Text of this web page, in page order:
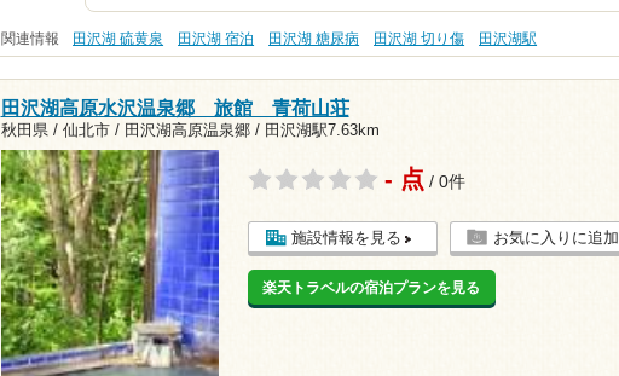
関連情報 田沢湖 硫黄泉 田沢湖 宿泊 田沢湖 糖尿病 田沢湖 切り傷 田沢湖駅
田沢湖高原水沢温泉郷 旅館 青荷山荘
秋田県 / 仙北市 / 田沢湖高原温泉郷 / 田沢湖駅7.63km
- 点 / 0件
施設情報を見る お気に入りに追加
楽天トラベルの宿泊プランを見る